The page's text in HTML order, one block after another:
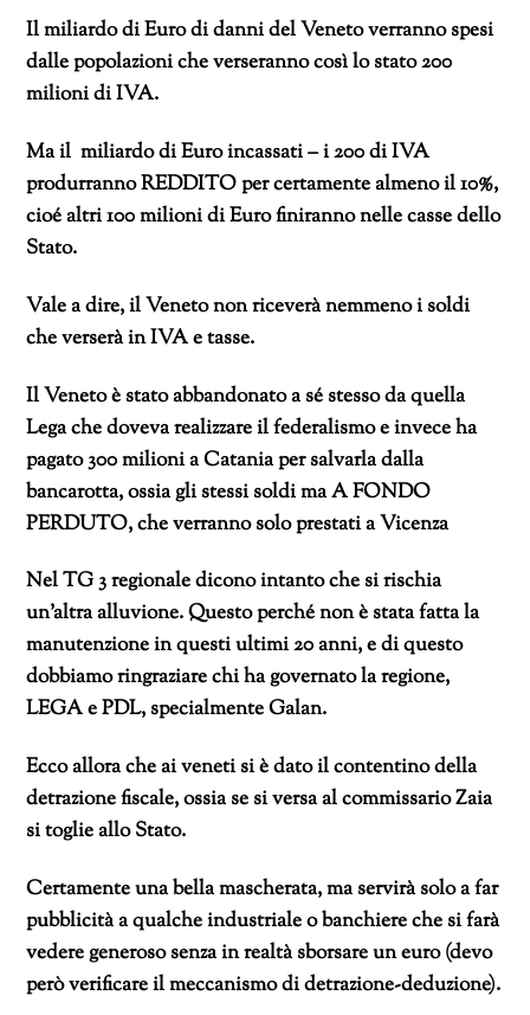
Il miliardo di Euro di danni del Veneto verranno spesi
dalle popolazioni che verseranno così lo stato 200
milioni di IVA.
Ma il miliardo di Euro incassati – i 200 di IVA
produrranno REDDITO per certamente almeno il 10%,
cioé altri 100 milioni di Euro finiranno nelle casse dello
Stato.
Vale a dire, il Veneto non riceverà nemmeno i soldi
che verserà in IVA e tasse.
Il Veneto è stato abbandonato a sé stesso da quella
Lega che doveva realizzare il federalismo e invece ha
pagato 300 milioni a Catania per salvarla dalla
bancarotta, ossia gli stessi soldi ma A FONDO
PERDUTO, che verranno solo prestati a Vicenza
Nel TG 3 regionale dicono intanto che si rischia
un’altra alluvione. Questo perché non è stata fatta la
manutenzione in questi ultimi 20 anni, e di questo
dobbiamo ringraziare chi ha governato la regione,
LEGA e PDL, specialmente Galan.
Ecco allora che ai veneti si è dato il contentino della
detrazione fiscale, ossia se si versa al commissario Zaia
si toglie allo Stato.
Certamente una bella mascherata, ma servirà solo a far
pubblicità a qualche industriale o banchiere che si farà
vedere generoso senza in realtà sborsare un euro (devo
però verificare il meccanismo di detrazione-deduzione).